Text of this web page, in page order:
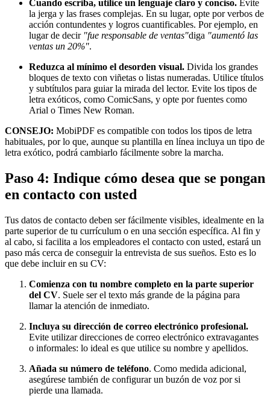
Cuando escriba, utilice un lenguaje claro y conciso. Evite
la jerga y las frases complejas. En su lugar, opte por verbos de
acción contundentes y logros cuantificables. Por ejemplo, en
lugar de decir "fue responsable de ventas"diga "aumentó las
ventas un 20%".
Reduzca al mínimo el desorden visual. Divida los grandes
bloques de texto con viñetas o listas numeradas. Utilice títulos
y subtítulos para guiar la mirada del lector. Evite los tipos de
letra exóticos, como ComicSans, y opte por fuentes como
Arial o Times New Roman.
CONSEJO: MobiPDF es compatible con todos los tipos de letra
habituales, por lo que, aunque su plantilla en línea incluya un tipo de
letra exótico, podrá cambiarlo fácilmente sobre la marcha.
Paso 4: Indique cómo desea que se pongan
en contacto con usted
Tus datos de contacto deben ser fácilmente visibles, idealmente en la
parte superior de tu currículum o en una sección específica. Al fin y
al cabo, si facilita a los empleadores el contacto con usted, estará un
paso más cerca de conseguir la entrevista de sus sueños. Esto es lo
que debe incluir en su CV:
Comienza con tu nombre completo en la parte superior
del CV. Suele ser el texto más grande de la página para
llamar la atención de inmediato.
Incluya su dirección de correo electrónico profesional.
Evite utilizar direcciones de correo electrónico extravagantes
o informales: lo ideal es que utilice su nombre y apellidos.
Añada su número de teléfono. Como medida adicional,
asegúrese también de configurar un buzón de voz por si
pierde una llamada.